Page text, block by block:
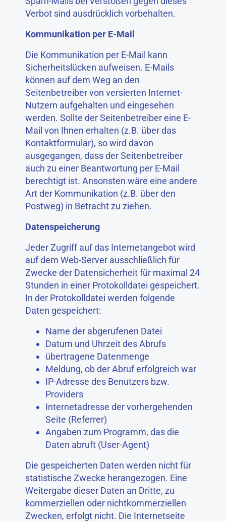
Verbot sind ausdrücklich vorbehalten.
Kommunikation per E-Mail
Die Kommunikation per E-Mail kann
Sicherheitslücken aufweisen. E-Mails
können auf dem Weg an den
Seitenbetreiber von versierten Internet-
Nutzern aufgehalten und eingesehen
werden. Sollte der Seitenbetreiber eine E-
Mail von Ihnen erhalten (z.B. über das
Kontaktformular), so wird davon
ausgegangen, dass der Seitenbetreiber
auch zu einer Beantwortung per E-Mail
berechtigt ist. Ansonsten wäre eine andere
Art der Kommunikation (z.B. über den
Postweg) in Betracht zu ziehen.
Datenspeicherung
Jeder Zugriff auf das Internetangebot wird
auf dem Web-Server ausschließlich für
Zwecke der Datensicherheit für maximal 24
Stunden in einer Protokolldatei gespeichert.
In der Protokolldatei werden folgende
Daten gespeichert:
Name der abgerufenen Datei
Datum und Uhrzeit des Abrufs
übertragene Datenmenge
Meldung, ob der Abruf erfolgreich war
IP-Adresse des Benutzers bzw.
Providers
Internetadresse der vorhergehenden
Seite (Referrer)
Angaben zum Programm, das die
Daten abruft (User-Agent)
Die gespeicherten Daten werden nicht für
statistische Zwecke herangezogen. Eine
Weitergabe dieser Daten an Dritte, zu
kommerziellen oder nichtkommerziellen
Zwecken, erfolgt nicht. Die Internetseite